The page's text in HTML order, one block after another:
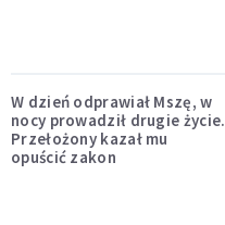
W dzień odprawiał Mszę, w
nocy prowadził drugie życie.
Przełożony kazał mu
opuścić zakon